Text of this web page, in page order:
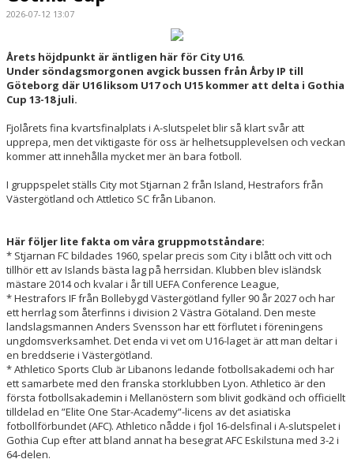
2026-07-12 13:07
Årets höjdpunkt är äntligen här för City U16.
Under söndagsmorgonen avgick bussen från Årby IP till
Göteborg där U16 liksom U17 och U15 kommer att delta i Gothia
Cup 13-18 juli.
Fjolårets fina kvartsfinalplats i A-slutspelet blir så klart svår att
upprepa, men det viktigaste för oss är helhetsupplevelsen och veckan
kommer att innehålla mycket mer än bara fotboll.
I gruppspelet ställs City mot Stjarnan 2 från Island, Hestrafors från
Västergötland och Attletico SC från Libanon.
Här följer lite fakta om våra gruppmotståndare:
* Stjarnan FC bildades 1960, spelar precis som City i blått och vitt och
tillhör ett av Islands bästa lag på herrsidan. Klubben blev isländsk
mästare 2014 och kvalar i år till UEFA Conference League,
* Hestrafors IF från Bollebygd Västergötland fyller 90 år 2027 och har
ett herrlag som återfinns i division 2 Västra Götaland. Den meste
landslagsmannen Anders Svensson har ett förflutet i föreningens
ungdomsverksamhet. Det enda vi vet om U16-laget är att man deltar i
en breddserie i Västergötland.
* Athletico Sports Club är Libanons ledande fotbollsakademi och har
ett samarbete med den franska storklubben Lyon. Athletico är den
första fotbollsakademin i Mellanöstern som blivit godkänd och officiellt
tilldelad en ”Elite One Star-Academy”-licens av det asiatiska
fotbollförbundet (AFC). Athletico nådde i fjol 16-delsfinal i A-slutspelet i
Gothia Cup efter att bland annat ha besegrat AFC Eskilstuna med 3-2 i
64-delen.